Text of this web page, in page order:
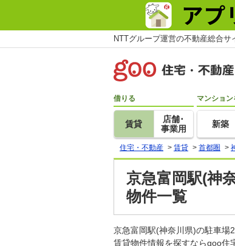
NTTグループ運営の不動産総合サ
借りる
賃貸
店舗･
事業用
マンション
新築
住宅・不動産 > 賃貸 > 首都圏 >
京急富岡駅(神
物件一覧
京急富岡駅(神奈川県)の駐車場
賃貸物件情報を探すならgoo住